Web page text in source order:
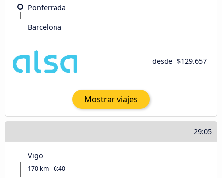
Ponferrada
Barcelona
desde $129.657
Mostrar viajes
29:05
Vigo
170 km - 6:40